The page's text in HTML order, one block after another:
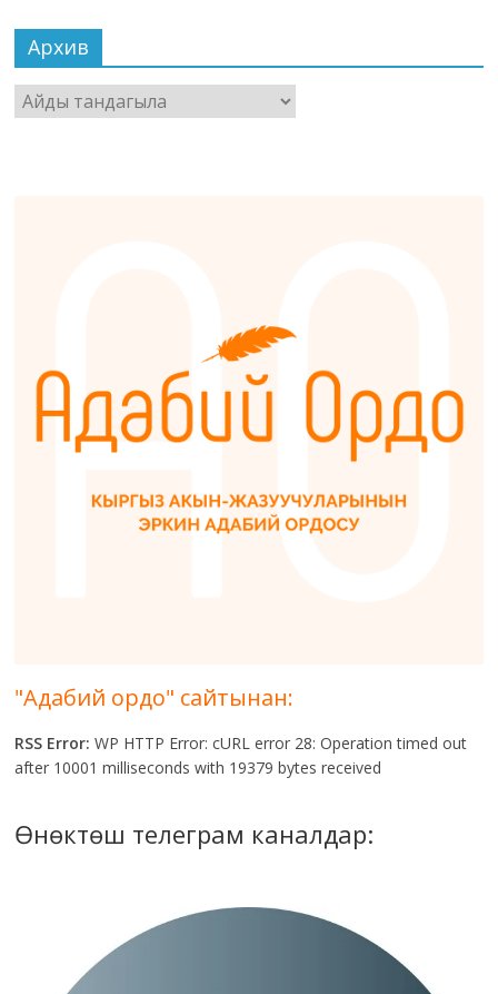
Архив
Архив
"Адабий ордо" сайтынан:
RSS Error: WP HTTP Error: cURL error 28: Operation timed out
after 10001 milliseconds with 19379 bytes received
Өнөктөш телеграм каналдар: